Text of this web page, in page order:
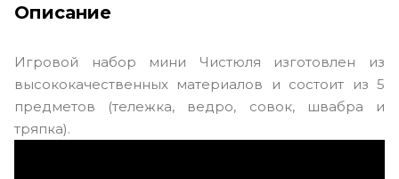
Описание
Игровой набор мини Чистюля изготовлен из
высококачественных материалов и состоит из 5
предметов (тележка, ведро, совок, швабра и
тряпка).